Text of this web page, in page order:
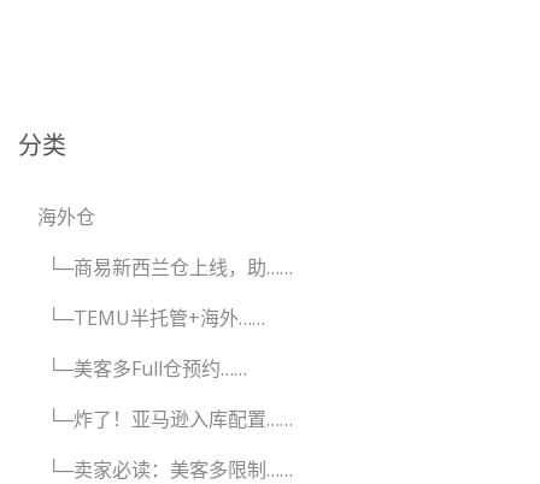
分类
海外仓
└─商易新西兰仓上线，助……
└─TEMU半托管+海外……
└─美客多Full仓预约……
└─炸了！亚马逊入库配置……
└─卖家必读：美客多限制……